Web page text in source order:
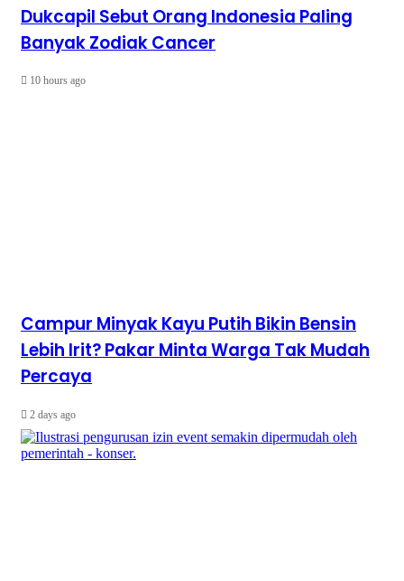
Dukcapil Sebut Orang Indonesia Paling
Banyak Zodiak Cancer
10 hours ago
Campur Minyak Kayu Putih Bikin Bensin
Lebih Irit? Pakar Minta Warga Tak Mudah
Percaya
2 days ago